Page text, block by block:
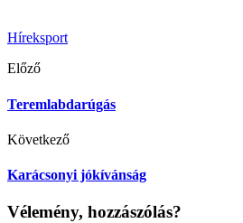
Híreksport
Előző
Teremlabdarúgás
Következő
Karácsonyi jókívánság
Vélemény, hozzászólás?